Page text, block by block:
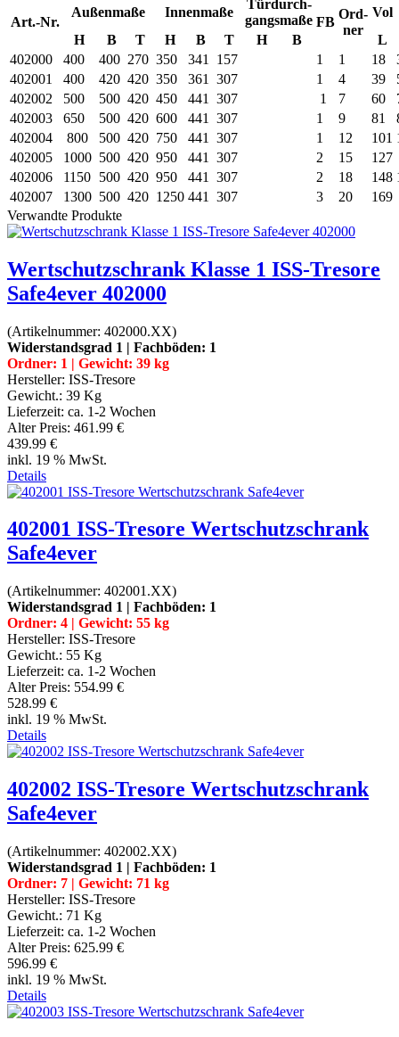
Art.-Nr.
Außenmaße Innenmaße
Türdurch-
gangsmaße FB
Ord-
ner
Vol
H
B T H B T H B
L
402000
400 400 270 350 341 157 1 1 18
402001
400 420 420 350 361 307 1 4 39
402002
500 500 420 450 441 307 1 7 60
402003
650 500 420 600 441 307 1 9 81
402004
800 500 420 750 441 307 1 12 101
402005
1000 500 420 950 441 307 2 15 127
402006
1150 500 420 950 441 307 2 18 148
402007
1300 500 420 1250 441 307 3 20 169
Verwandte Produkte
Wertschutzschrank Klasse 1 ISS-Tresore
Safe4ever 402000
(Artikelnummer: 402000.XX)
Widerstandsgrad 1 | Fachböden: 1
Ordner: 1 | Gewicht: 39 kg
Hersteller: ISS-Tresore
Gewicht.: 39 Kg
Lieferzeit: ca. 1-2 Wochen
Alter Preis: 461.99 €
439.99 €
inkl. 19 % MwSt.
Details
402001 ISS-Tresore Wertschutzschrank
Safe4ever
(Artikelnummer: 402001.XX)
Widerstandsgrad 1 | Fachböden: 1
Ordner: 4 | Gewicht: 55 kg
Hersteller: ISS-Tresore
Gewicht.: 55 Kg
Lieferzeit: ca. 1-2 Wochen
Alter Preis: 554.99 €
528.99 €
inkl. 19 % MwSt.
Details
402002 ISS-Tresore Wertschutzschrank
Safe4ever
(Artikelnummer: 402002.XX)
Widerstandsgrad 1 | Fachböden: 1
Ordner: 7 | Gewicht: 71 kg
Hersteller: ISS-Tresore
Gewicht.: 71 Kg
Lieferzeit: ca. 1-2 Wochen
Alter Preis: 625.99 €
596.99 €
inkl. 19 % MwSt.
Details